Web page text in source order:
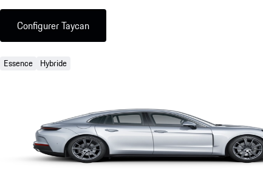
Configurer Taycan
Essence Hybride